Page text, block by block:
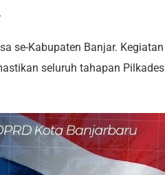
se-Kabupaten Banjar. Kegiatan
seluruh tahapan Pilkades